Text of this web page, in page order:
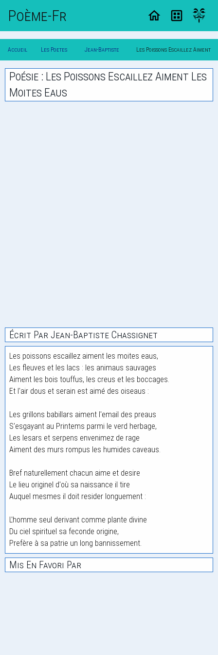
Poème-Fr
Accueil
Poesie
Les Poetes
Classique
Jean-Baptiste
Chassignet
Les Poissons Escaillez Aiment
Les Moites Eaus
Poésie : Les Poissons Escaillez Aiment Les
Moites Eaus
Écrit Par Jean-Baptiste Chassignet
Les poissons escaillez aiment les moites eaus,
Les fleuves et les lacs : les animaus sauvages
Aiment les bois touffus, les creus et les boccages.
Et l'air dous et serain est aimé des oiseaus :
Les grillons babillars aiment l'email des preaus
S'esgayant au Printems parmi le verd herbage,
Les lesars et serpens envenimez de rage
Aiment des murs rompus les humides caveaus.
Bref naturellement chacun aime et desire
Le lieu originel d'où sa naissance il tire
Auquel mesmes il doit resider longuement :
L'homme seul derivant comme plante divine
Du ciel spirituel sa feconde origine,
Prefère à sa patrie un long bannissement.
Mis En Favori Par